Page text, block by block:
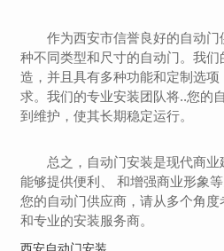
作为西安市信誉良好的自动
种不同类型和尺寸的自动门。我们
造，并且具有多种功能和定制选
求。我们的专业安装团队将..您的
到维护，使其长期稳定运行。
总之，自动门安装是现代商业
能够提供便利、 和增强商业形象
您的自动门供应商，请从多个角
和专业的安装服务商。